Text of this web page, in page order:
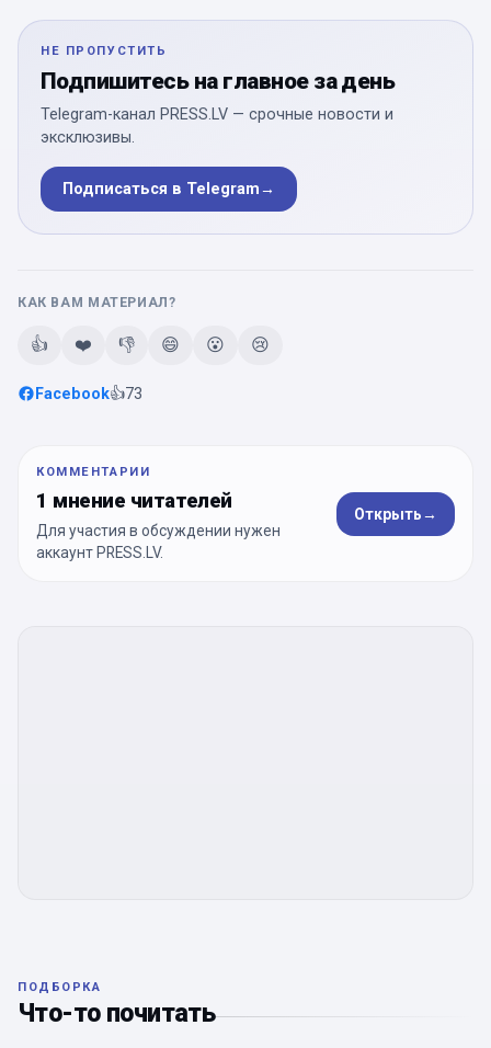
НЕ ПРОПУСТИТЬ
Подпишитесь на главное за день
Telegram-канал PRESS.LV — срочные новости и
эксклюзивы.
Подписаться в Telegram→
КАК ВАМ МАТЕРИАЛ?
👍 ❤️ 👎 😄 😮 😢
Facebook👍73
КОММЕНТАРИИ
1 мнение читателей
Для участия в обсуждении нужен
аккаунт PRESS.LV.
Открыть→
ПОДБОРКА
Что-то почитать